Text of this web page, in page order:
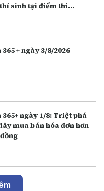
sinh tại điểm thi
+ ngày 3/8/2026
365+ ngày 1/8: Triệt phá
mua bán hóa đơn hơn